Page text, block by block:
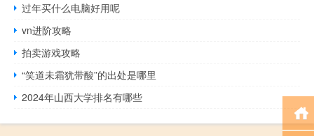
过年买什么电脑好用呢
vn进阶攻略
拍卖游戏攻略
“笑道未霜犹带酸”的出处是哪里
2024年山西大学排名有哪些